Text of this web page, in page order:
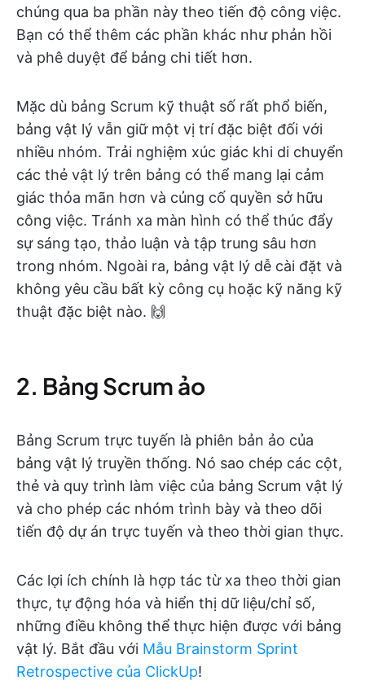
chúng qua ba phần này theo tiến độ công việc.
Bạn có thể thêm các phần khác như phản hồi
và phê duyệt để bảng chi tiết hơn.
Mặc dù bảng Scrum kỹ thuật số rất phổ biến,
bảng vật lý vẫn giữ một vị trí đặc biệt đối với
nhiều nhóm. Trải nghiệm xúc giác khi di chuyển
các thẻ vật lý trên bảng có thể mang lại cảm
giác thỏa mãn hơn và củng cố quyền sở hữu
công việc. Tránh xa màn hình có thể thúc đẩy
sự sáng tạo, thảo luận và tập trung sâu hơn
trong nhóm. Ngoài ra, bảng vật lý dễ cài đặt và
không yêu cầu bất kỳ công cụ hoặc kỹ năng kỹ
thuật đặc biệt nào. 🙌
2. Bảng Scrum ảo
Bảng Scrum trực tuyến là phiên bản ảo của
bảng vật lý truyền thống. Nó sao chép các cột,
thẻ và quy trình làm việc của bảng Scrum vật lý
và cho phép các nhóm trình bày và theo dõi
tiến độ dự án trực tuyến và theo thời gian thực.
Các lợi ích chính là hợp tác từ xa theo thời gian
thực, tự động hóa và hiển thị dữ liệu/chỉ số,
những điều không thể thực hiện được với bảng
vật lý. Bắt đầu với Mẫu Brainstorm Sprint
Retrospective của ClickUp!